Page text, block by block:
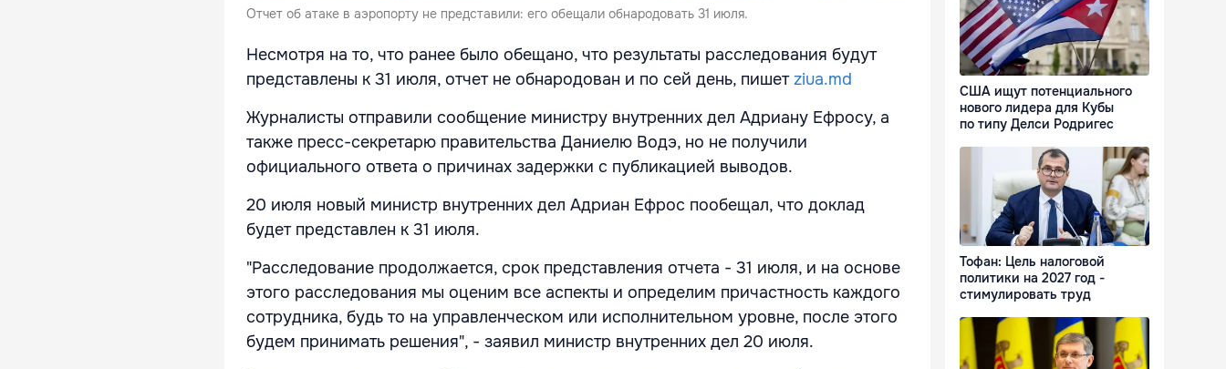
Отчет об атаке в аэропорту не представили: его обещали обнародовать 31 июля.
Несмотря на то, что ранее было обещано, что результаты расследования будут
представлены к 31 июля, отчет не обнародован и по сей день, пишетziua.md
Журналисты отправили сообщение министру внутренних дел Адриану Ефросу, а
также пресс-секретарю правительства Даниелю Водэ, но не получили
официального ответа о причинах задержки с публикацией выводов.
20 июля новый министр внутренних дел Адриан Ефрос пообещал, что доклад
будет представлен к 31 июля.
"Расследование продолжается, срок представления отчета - 31 июля, и на основе
этого расследования мы оценим все аспекты и определим причастность каждого
сотрудника, будь то на управленческом или исполнительном уровне, после этого
будем принимать решения", - заявил министр внутренних дел 20 июля.
США ищут потенциального
нового лидера для Кубы
по типу Делси Родригес
Тофан: Цель налоговой
политики на 2027 год -
стимулировать труд